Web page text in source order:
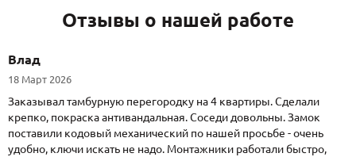
Отзывы о нашей работе
Влад
18 Март 2026
Заказывал тамбурную перегородку на 4 квартиры. Сделали
крепко, покраска антивандальная. Соседи довольны. Замок
поставили кодовый механический по нашей просьбе - очень
удобно, ключи искать не надо. Монтажники работали быстро,